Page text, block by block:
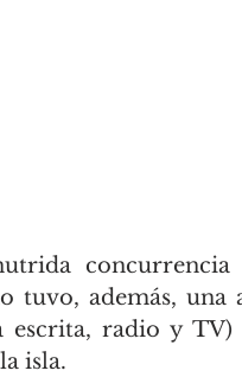
concurrencia
tuvo, además,
escrita, radio y
isla.